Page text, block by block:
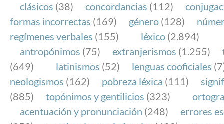
FundéuRAE es una fundación patrocinada por la
y la Real Academia Española, cuyo objetivo es
el buen uso del español en los medios de
Internet.
clásicos (38) concordancias (112)
formas incorrectas (169) género (128)
regímenes verbales (155) léxico (2.894)
antropónimos (75) extranjerismos (1.255)
(649)
latinismos (52) lenguas cooficiales
neologismos (162) pobreza léxica (111)
(885)
topónimos y gentilicios (323)
acentuación y pronunciación (248)
errores